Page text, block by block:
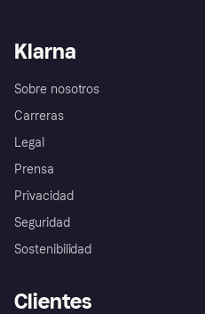
Klarna
Sobre nosotros
Carreras
Legal
Prensa
Privacidad
Seguridad
Sostenibilidad
Clientes